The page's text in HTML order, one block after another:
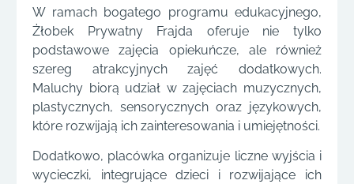
W ramach bogatego programu edukacyjnego,
Żłobek Prywatny Frajda oferuje nie tylko
podstawowe zajęcia opiekuńcze, ale również
szereg atrakcyjnych zajęć dodatkowych.
Maluchy biorą udział w zajęciach muzycznych,
plastycznych, sensorycznych oraz językowych,
które rozwijają ich zainteresowania i umiejętności.
Dodatkowo, placówka organizuje liczne wyjścia i
wycieczki, integrujące dzieci i rozwijające ich